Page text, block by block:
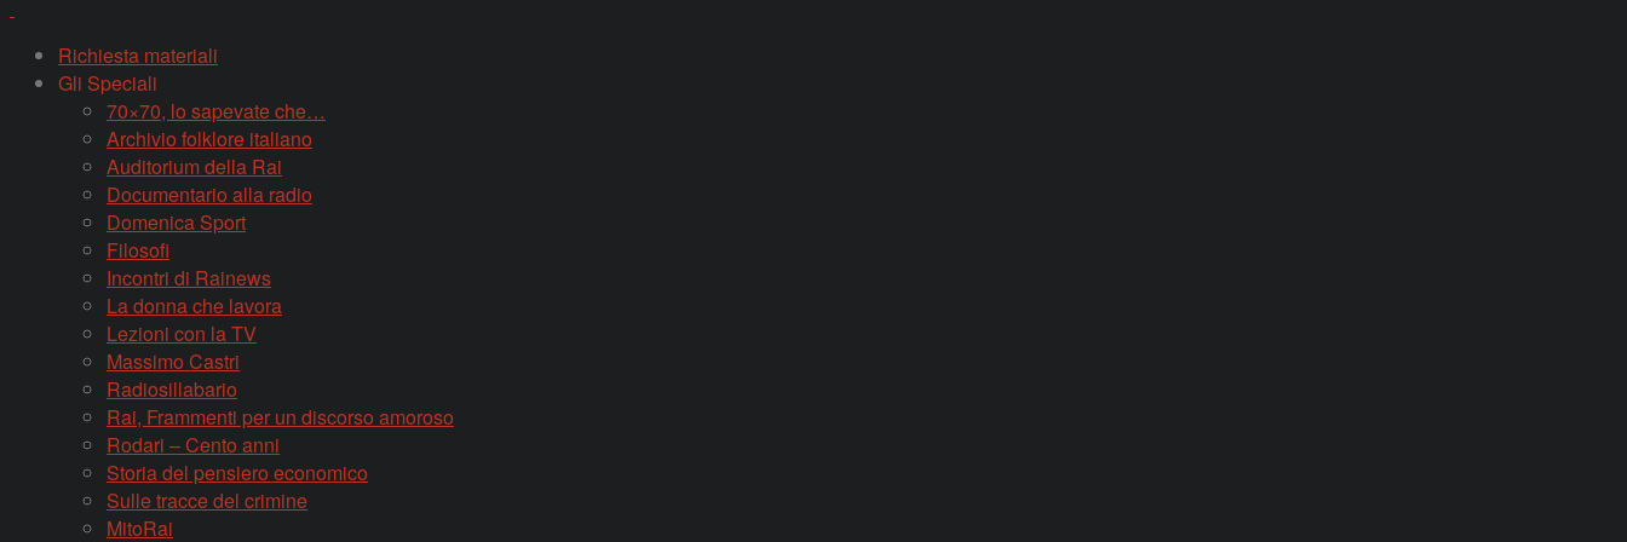
Richiesta materiali
Gli Speciali
70×70, lo sapevate che…
Archivio folklore italiano
Auditorium della Rai
Documentario alla radio
Domenica Sport
Filosofi
Incontri di Rainews
La donna che lavora
Lezioni con la TV
Massimo Castri
Radiosillabario
Rai, Frammenti per un discorso amoroso
Rodari – Cento anni
Storia del pensiero economico
Sulle tracce del crimine
MitoRai